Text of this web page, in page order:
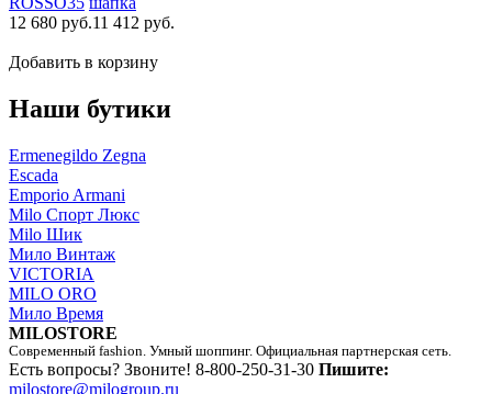
12 680 руб.11 412 руб.
Добавить в корзину
Наши бутики
Ermenegildo Zegna
Escada
Emporio Armani
Milo Спорт Люкс
Milo Шик
Мило Винтаж
VICTORIA
MILO ORO
Мило Время
MILOSTORE
Современный fashion. Умный шоппинг. Официальная партнерская сеть.
Есть вопросы? Звоните! 8-800-250-31-30 Пишите:
milostore@milogroup.ru